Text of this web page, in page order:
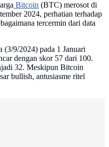
Bitcoin (BTC) merosot di
2024, perhatian terhadap
tercermin dari data
(3/9/2024) pada 1 Januari
dengan skor 57 dari 100.
32. Meskipun Bitcoin
bullish, antusiasme ritel